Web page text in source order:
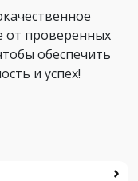
проверенных
обеспечить
и успех!